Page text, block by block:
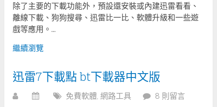
除了主要的下載功能外，預設還安裝或內建迅雷看看、
離線下載、狗狗搜尋、迅雷比一比、軟體升級和一些遊
戲等應用。...
繼續瀏覽
迅雷7下載點 bt下載器中文版
免費軟體, 網路工具 8 則留言